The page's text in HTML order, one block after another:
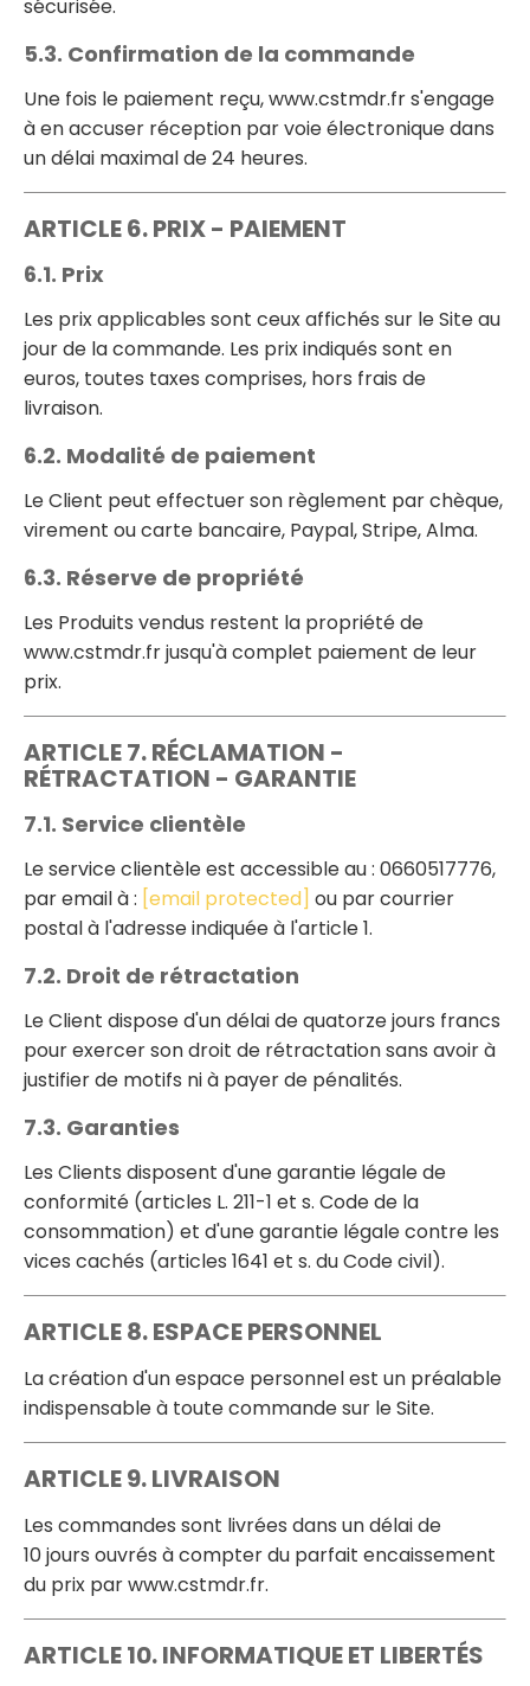
sécurisée.
5.3. Confirmation de la commande
Une fois le paiement reçu, www.cstmdr.fr s'engage
à en accuser réception par voie électronique dans
un délai maximal de 24 heures.
ARTICLE 6. PRIX - PAIEMENT
6.1. Prix
Les prix applicables sont ceux affichés sur le Site au
jour de la commande. Les prix indiqués sont en
euros, toutes taxes comprises, hors frais de
livraison.
6.2. Modalité de paiement
Le Client peut effectuer son règlement par chèque,
virement ou carte bancaire, Paypal, Stripe, Alma.
6.3. Réserve de propriété
Les Produits vendus restent la propriété de
www.cstmdr.fr jusqu'à complet paiement de leur
prix.
ARTICLE 7. RÉCLAMATION -
RÉTRACTATION - GARANTIE
7.1. Service clientèle
Le service clientèle est accessible au : 0660517776,
par email à : [email protected] ou par courrier
postal à l'adresse indiquée à l'article 1.
7.2. Droit de rétractation
Le Client dispose d'un délai de quatorze jours francs
pour exercer son droit de rétractation sans avoir à
justifier de motifs ni à payer de pénalités.
7.3. Garanties
Les Clients disposent d'une garantie légale de
conformité (articles L. 211-1 et s. Code de la
consommation) et d'une garantie légale contre les
vices cachés (articles 1641 et s. du Code civil).
ARTICLE 8. ESPACE PERSONNEL
La création d'un espace personnel est un préalable
indispensable à toute commande sur le Site.
ARTICLE 9. LIVRAISON
Les commandes sont livrées dans un délai de
10 jours ouvrés à compter du parfait encaissement
du prix par www.cstmdr.fr.
ARTICLE 10. INFORMATIQUE ET LIBERTÉS